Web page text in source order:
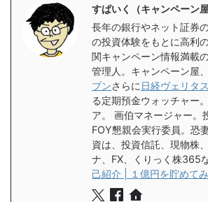
すぱいく（キャンペーン屋
長年の銀行やネット証券
の投資体験をもとに高利
関キャンペーン情報満載
管理人。キャンペーン屋、
ブンさらに 日経ヴェリタス
る定期預金ウォッチャー
ア。 画伯マネージャー。
FOY懇親会実行委員。恐
資は、投資信託、現物株
ナ、FX、くりっく株365
己紹介 | １億円を貯めて